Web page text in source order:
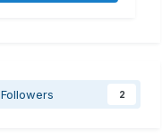
Followers 2